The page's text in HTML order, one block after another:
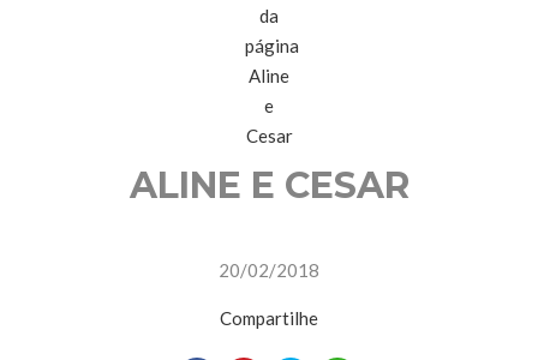
ALINE E CESAR
20/02/2018
Compartilhe